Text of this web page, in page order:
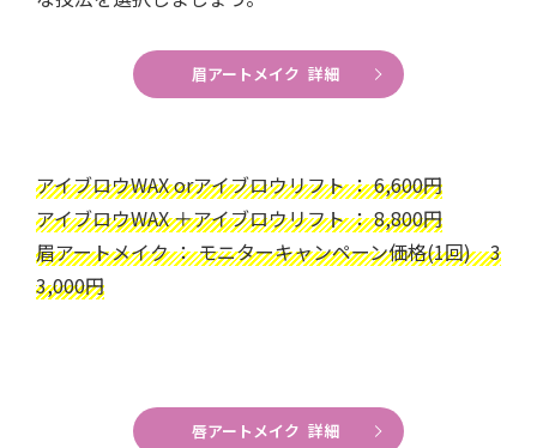
眉アートメイク 詳細
アイブロウWAX orアイブロウリフト ： 6,600円
アイブロウWAX ＋アイブロウリフト ： 8,800円
眉アートメイク ： モニターキャンペーン価格(1回) 3
3,000円
唇アートメイク 詳細